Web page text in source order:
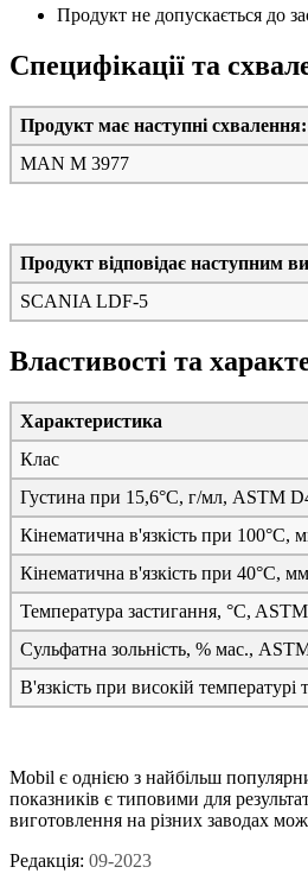
Продукт не допускається до
Специфікації та
Продукт має наступні схвалення:
MAN M 3977
Продукт відповідає наступним
SCANIA LDF-5
Властивості та
Характеристика
Клас
Густина при 15,6°C, г/мл, ASTM
Кінематична в'язкість при 100°C,
Кінематична в'язкість при 40°C,
Температура застигання, °C,
Сульфатна зольність, % мас.,
В'язкість при високій
Mobil є однією з найбільш
показників є типовими для
виготовлення на різних заводах
Редакція: 09-2023